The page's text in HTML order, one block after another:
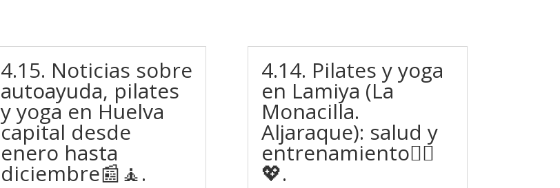
4.15. Noticias sobre
autoayuda, pilates
y yoga en Huelva
capital desde
enero hasta
diciembre📰🧘.
4.14. Pilates y yoga
en Lamiya (La
Monacilla.
Aljaraque): salud y
entrenamiento🧘‍♀️
💖.